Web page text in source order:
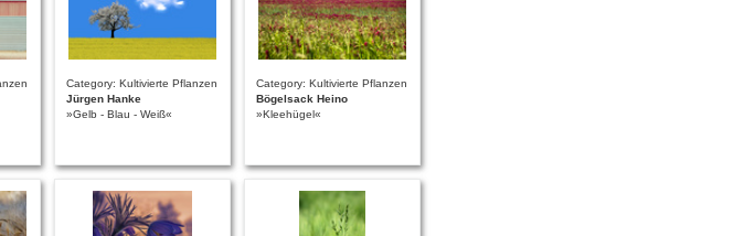
Category: Kultivierte Pflanzen
Jürgen Hanke
»Gelb - Blau - Weiß«
Category: Kultivierte Pflanzen
Bögelsack Heino
»Kleehügel«